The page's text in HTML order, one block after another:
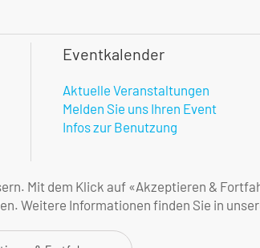
Eventkalender
Aktuelle Veranstaltungen
Melden Sie uns Ihren Event
Infos zur Benutzung
Mit dem Klick auf «Akzeptieren &
Weitere Informationen finden Sie in